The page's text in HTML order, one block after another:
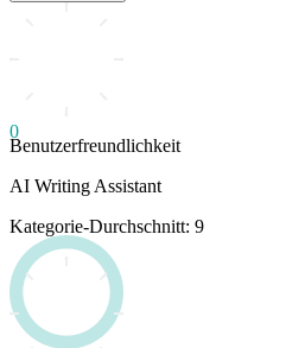
0
Benutzerfreundlichkeit
AI Writing Assistant
Kategorie-Durchschnitt: 9